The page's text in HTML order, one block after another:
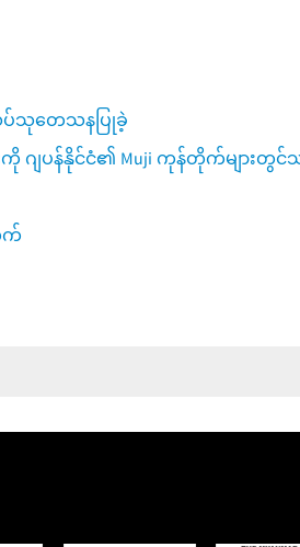
ပ်သုတေသနပြုခဲ့
ျပန်နိုင်ငံ၏ Muji ကုန်တိုက်များတွင်
က်